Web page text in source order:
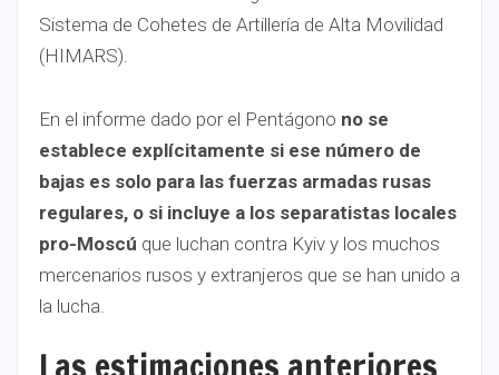
Sistema de Cohetes de Artillería de Alta Movilidad
(HIMARS).
En el informe dado por el Pentágono no se
establece explícitamente si ese número de
bajas es solo para las fuerzas armadas rusas
regulares, o si incluye a los separatistas locales
pro-Moscú que luchan contra Kyiv y los muchos
mercenarios rusos y extranjeros que se han unido a
la lucha.